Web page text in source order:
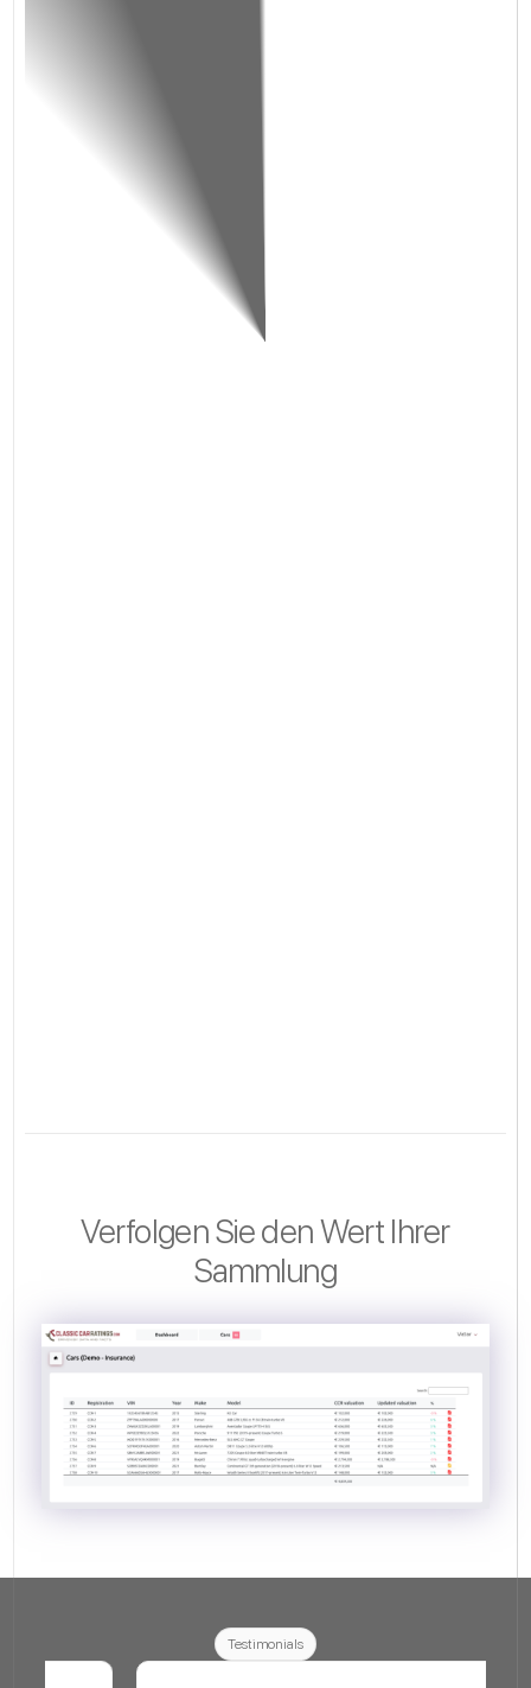
Verfolgen Sie den Wert Ihrer
Sammlung
Testimonials